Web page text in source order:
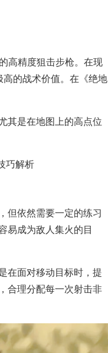
高精度狙击步枪。在现
的战术价值。在《绝地
其是在地图上的高点位
但依然需要一定的练习
易成为敌人集火的目
在面对移动目标时，提
合理分配每一次射击非